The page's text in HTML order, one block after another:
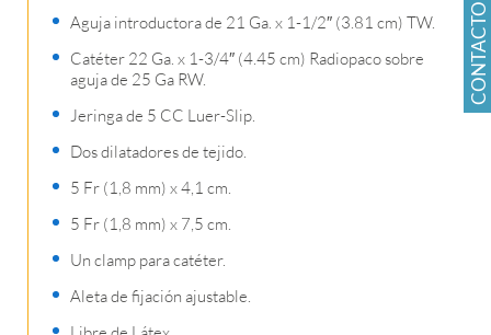
Aguja introductora de 21 Ga. x 1-1/2″ (3.81 cm) TW.
Catéter 22 Ga. x 1-3/4″ (4.45 cm) Radiopaco sobre
aguja de 25 Ga RW.
Jeringa de 5 CC Luer-Slip.
Dos dilatadores de tejido.
5 Fr (1,8 mm) x 4,1 cm.
5 Fr (1,8 mm) x 7,5 cm.
Un clamp para catéter.
Aleta de fijación ajustable.
CONTACTO